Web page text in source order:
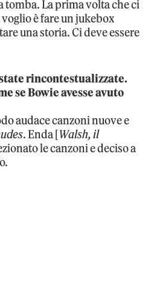
tomba. La prima volta che ci
è fare un jukebox
una storia. Ci deve essere
rincontestualizzate.
se Bowie avesse avuto
audace canzoni nuove e
. Enda [Walsh, il
le canzoni e deciso a